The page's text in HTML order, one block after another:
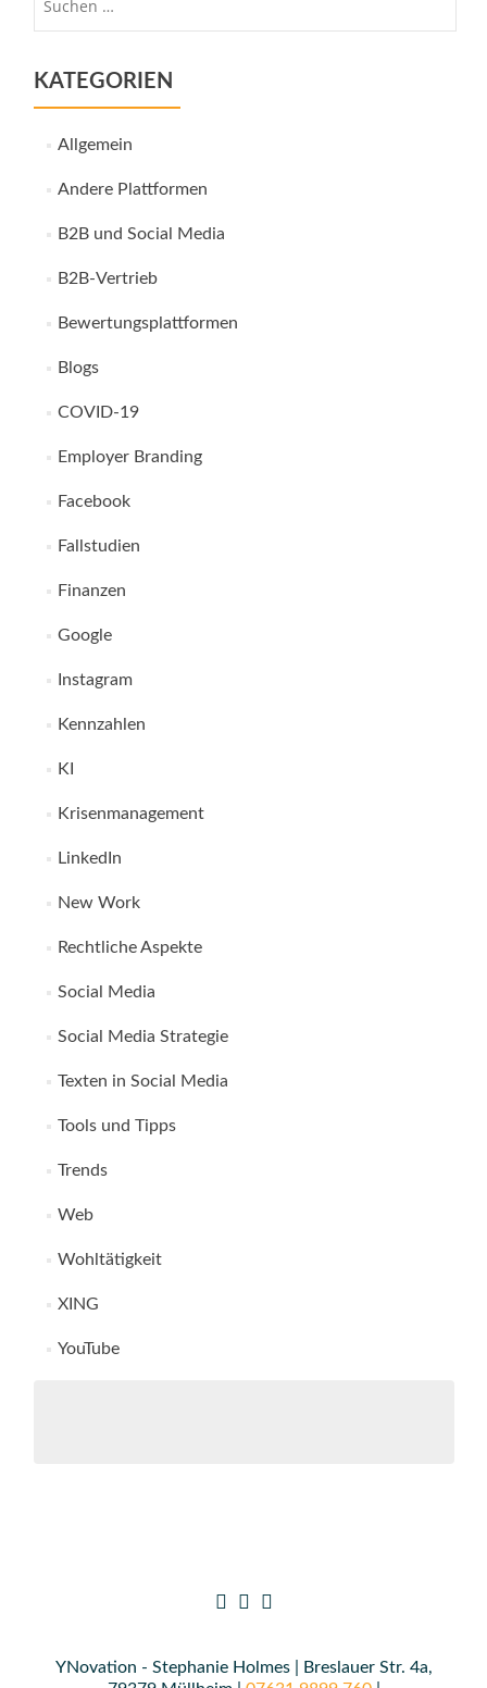
KATEGORIEN
Allgemein
Andere Plattformen
B2B und Social Media
B2B-Vertrieb
Bewertungsplattformen
Blogs
COVID-19
Employer Branding
Facebook
Fallstudien
Finanzen
Google
Instagram
Kennzahlen
KI
Krisenmanagement
LinkedIn
New Work
Rechtliche Aspekte
Social Media
Social Media Strategie
Texten in Social Media
Tools und Tipps
Trends
Web
Wohltätigkeit
XING
YouTube
YNovation - Stephanie Holmes | Breslauer Str. 4a,